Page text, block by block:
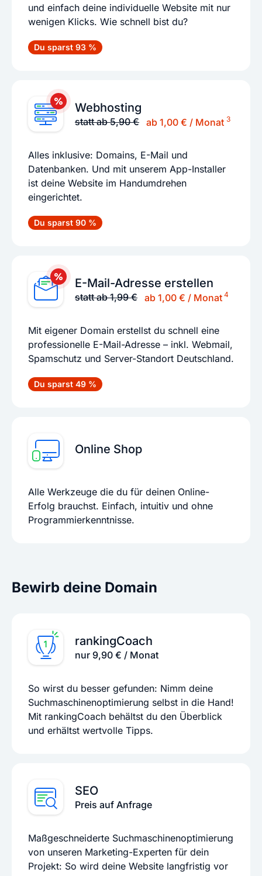
und einfach deine individuelle Website mit nur
wenigen Klicks. Wie schnell bist du?
Du sparst 93 %
Webhosting
statt ab 5,90 € ab 1,00 € / Monat 3
Alles inklusive: Domains, E-Mail und
Datenbanken. Und mit unserem App-Installer
ist deine Website im Handumdrehen
eingerichtet.
Du sparst 90 %
E-Mail-Adresse erstellen
statt ab 1,99 € ab 1,00 € / Monat4
Mit eigener Domain erstellst du schnell eine
professionelle E-Mail-Adresse – inkl. Webmail,
Spamschutz und Server-Standort Deutschland.
Du sparst 49 %
Online Shop
Alle Werkzeuge die du für deinen Online-
Erfolg brauchst. Einfach, intuitiv und ohne
Programmierkenntnisse.
Bewirb deine Domain
rankingCoach
nur 9,90 € / Monat
So wirst du besser gefunden: Nimm deine
Suchmaschinenoptimierung selbst in die Hand!
Mit rankingCoach behältst du den Überblick
und erhältst wertvolle Tipps.
SEO
Preis auf Anfrage
Maßgeschneiderte Suchmaschinenoptimierung
von unseren Marketing-Experten für dein
Projekt: So wird deine Website langfristig vor